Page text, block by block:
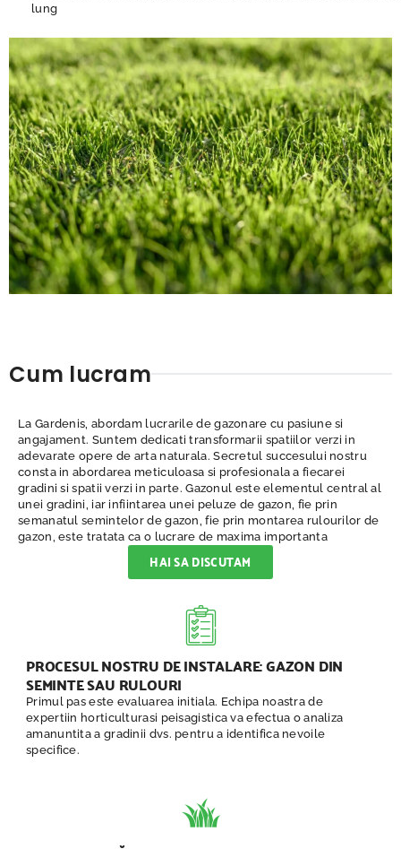
lung
Cum lucram
La Gardenis, abordam lucrarile de gazonare cu pasiune si
angajament. Suntem dedicati transformarii spatiilor verzi in
adevarate opere de arta naturala. Secretul succesului nostru
consta in abordarea meticuloasa si profesionala a fiecarei
gradini si spatii verzi in parte. Gazonul este elementul central al
unei gradini, iar infiintarea unei peluze de gazon, fie prin
semanatul semintelor de gazon, fie prin montarea rulourilor de
gazon, este tratata ca o lucrare de maxima importanta
HAI SA DISCUTAM
PROCESUL NOSTRU DE INSTALARE: GAZON DIN
SEMINTE SAU RULOURI
Primul pas este evaluarea initiala. Echipa noastra de
expertiin horticulturasi peisagistica va efectua o analiza
amanuntita a gradinii dvs. pentru a identifica nevoile
specifice.